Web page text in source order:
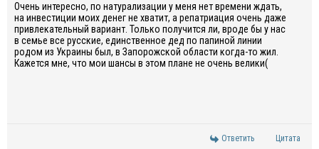
Очень интересно, по натурализации у меня нет времени ждать,
на инвестиции моих денег не хватит, а репатриация очень даже
привлекательный вариант. Только получится ли, вроде бы у нас
в семье все русские, единственное дед по папиной линии
родом из Украины был, в Запорожской области когда-то жил.
Кажется мне, что мои шансы в этом плане не очень велики(
Ответить Цитата